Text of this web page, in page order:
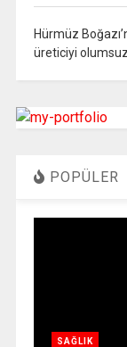
Hürmüz
üreticiyi
POPÜLER
SAĞLIK